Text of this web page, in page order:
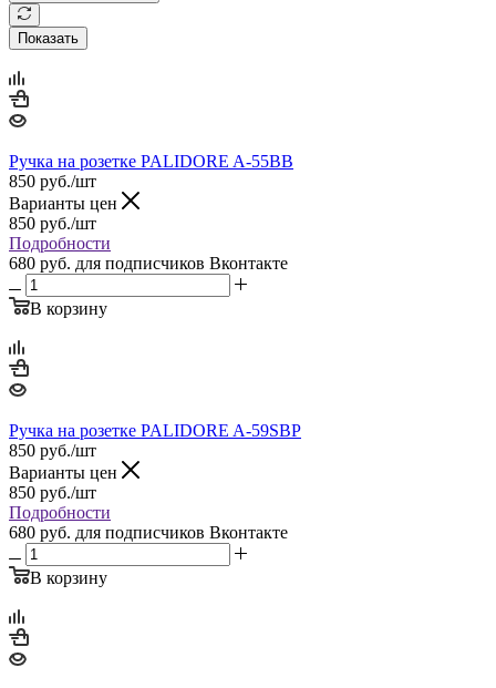
Показать
Ручка на розетке PALIDORE A-55BB
850 руб./шт
Варианты цен
850 руб./шт
Подробности
680 руб. для подписчиков Вконтакте
В корзину
Ручка на розетке PALIDORE A-59SBP
850 руб./шт
Варианты цен
850 руб./шт
Подробности
680 руб. для подписчиков Вконтакте
В корзину